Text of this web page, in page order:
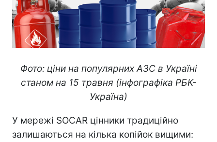
Фото: ціни на популярних АЗС в Україні
станом на 15 травня (інфографіка РБК-
Україна)
У мережі SOCAR цінники традиційно
залишаються на кілька копійок вищими: